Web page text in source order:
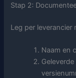
Stap 2:
Leg per
Naam en